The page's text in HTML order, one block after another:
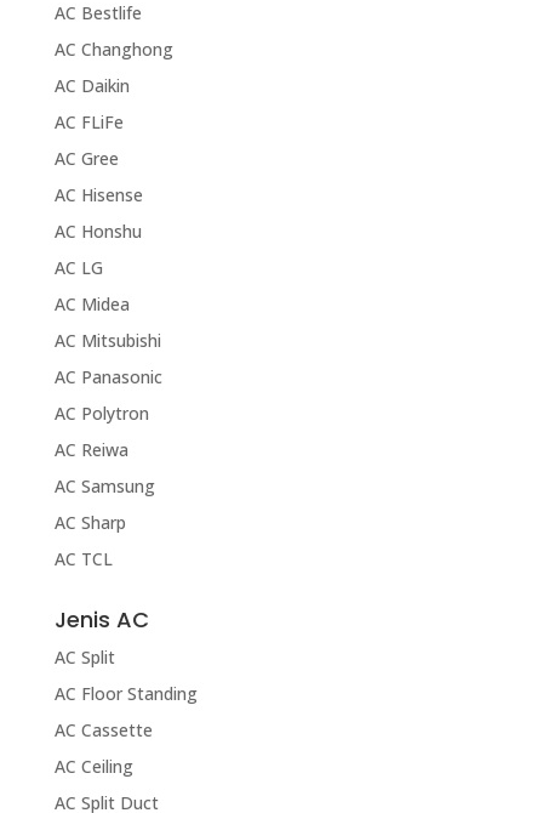
AC Bestlife
AC Changhong
AC Daikin
AC FLiFe
AC Gree
AC Hisense
AC Honshu
AC LG
AC Midea
AC Mitsubishi
AC Panasonic
AC Polytron
AC Reiwa
AC Samsung
AC Sharp
AC TCL
Jenis AC
AC Split
AC Floor Standing
AC Cassette
AC Ceiling
AC Split Duct